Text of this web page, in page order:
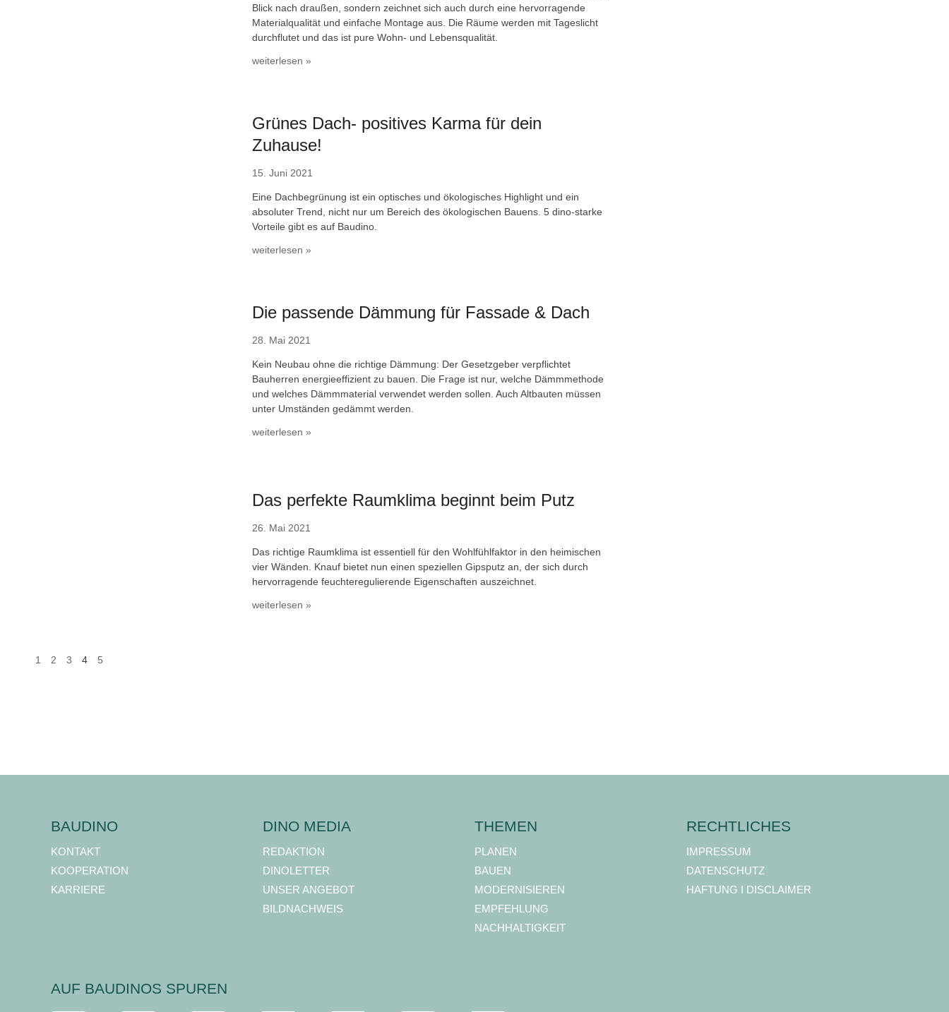
Blick nach draußen, sondern zeichnet sich auch durch eine hervorragende
Materialqualität und einfache Montage aus. Die Räume werden mit Tageslicht
durchflutet und das ist pure Wohn- und Lebensqualität.
weiterlesen »
Grünes Dach- positives Karma für dein
Zuhause!
15. Juni 2021
Eine Dachbegrünung ist ein optisches und ökologisches Highlight und ein
absoluter Trend, nicht nur um Bereich des ökologischen Bauens. 5 dino-starke
Vorteile gibt es auf Baudino.
weiterlesen »
Die passende Dämmung für Fassade & Dach
28. Mai 2021
Kein Neubau ohne die richtige Dämmung: Der Gesetzgeber verpflichtet
Bauherren energieeffizient zu bauen. Die Frage ist nur, welche Dämmmethode
und welches Dämmmaterial verwendet werden sollen. Auch Altbauten müssen
unter Umständen gedämmt werden.
weiterlesen »
Das perfekte Raumklima beginnt beim Putz
26. Mai 2021
Das richtige Raumklima ist essentiell für den Wohlfühlfaktor in den heimischen
vier Wänden. Knauf bietet nun einen speziellen Gipsputz an, der sich durch
hervorragende feuchteregulierende Eigenschaften auszeichnet.
weiterlesen »
1 2 3 4 5
BAUDINO
KONTAKT
KOOPERATION
KARRIERE
DINO MEDIA
REDAKTION
DINOLETTER
UNSER ANGEBOT
BILDNACHWEIS
THEMEN
PLANEN
BAUEN
MODERNISIEREN
EMPFEHLUNG
NACHHALTIGKEIT
RECHTLICHES
IMPRESSUM
DATENSCHUTZ
HAFTUNG I DISCLAIMER
AUF BAUDINOS SPUREN